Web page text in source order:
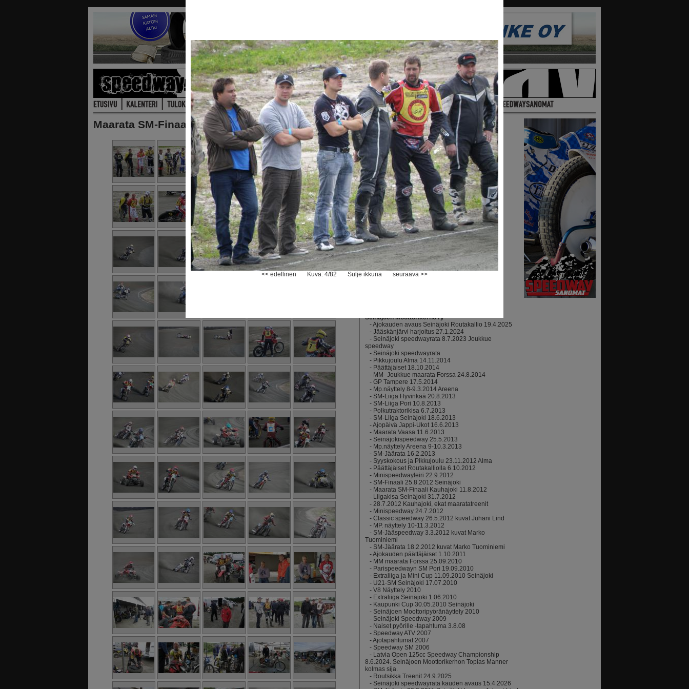
<< edellinen Kuva: 4/82 Sulje ikkuna seuraava >>
Maarata SM-Finaali Kauhajoki 11.8.2012
Kauhajoen Moottorikerho ry
- Jääspeedway Kauhajoella 2010
Kauden päätös 2009
Pariajon SM 2009
-
Jääradan SM-kisa 2009
-Extraliiga- ja kaupunkicup 2009
-Kauhajoki-speedway 2008
-Kauhajoen ruohorata
-Speedwayradan rakennustyömaa
-
Palkittuja ja menestyneitä kuljettajia
-
Sekalaisia kuvia vuosien varrelta
- Sotkan Kevätpärinät 9.5.
-Jääspeedwayn SM-kisa Sotkassa
-Legends-kisa Sotkassa 20.8.
Sivuston ylläpito
-SM-finaali 2012, Seinäjoki
- Jääspeedwayn PM 2012, Kauhajoki
-
U21 SM-finaali, Seinäjoki, 17.07.2010
- Extraliiga 1.6.2010, Seinäjoki
-Kaupunki Cup 2/7, Seinäjoki
Seinäjoen Moottorikerho ry
-Ajokauden avaus Seinäjoki Routakallio 19.4.2025
- Jääskänjärvi harjoitus 27.1.2024
- Seinäjoki speedwayrata 8.7.2023 Joukkue
speedway
- Seinäjoki speedwayrata
- Pikkujoulu Alma 14.11.2014
- Päättäjäiset 18.10.2014
- MM- Joukkue maarata Forssa 24.8.2014
- GP Tampere 17.5.2014
- Mp.näyttely 8-9.3.2014 Areena
- SM-Liiga Hyvinkää 20.8.2013
- SM-Liiga Pori 10.8.2013
- Polkutraktorikisa 6.7.2013
- SM-Liiga Seinäjoki 18.6.2013
-Ajopäivä Jappi-Ukot 16.6.2013
- Maarata Vaasa 11.6.2013
- Seinäjokispeedway 25.5.2013
- Mp.näyttely Areena 9-10.3.2013
- SM-Jäärata 16.2.2013
- Syyskokous ja Pikkujoulu 23.11.2012 Alma
- Päättäjäiset Routakalliolla 6.10.2012
- Minispeedwayleiri 22.9.2012
- SM-Finaali 25.8.2012 Seinäjoki
- Maarata SM-Finaali Kauhajoki 11.8.2012
- Liigakisa Seinäjoki 31.7.2012
- 28.7.2012 Kauhajoki, ekat maaratatreenit
- Minispeedway 24.7.2012
- Classic speedway 26.5.2012 kuvat Juhani Lind
- MP. näyttely 10-11.3.2012
- SM-Jääspeedway 3.3.2012 kuvat Marko
Tuominiemi
- SM-Jäärata 18.2.2012 kuvat Marko Tuominiemi
-Ajokauden päättäjäiset 1.10.2011
- MM maarata Forssa 25.09.2010
- Parispeedwayn SM Pori 19.09.2010
- Extraliiga ja Mini Cup 11.09.2010 Seinäjoki
- U21-SM Seinäjoki 17.07.2010
- V8 Näyttely 2010
- Extraliiga Seinäjoki 1.06.2010
- Kaupunki Cup 30.05.2010 Seinäjoki
- Seinäjoen Moottoripyöränäyttely 2010
- Seinäjoki Speedway 2009
- Naiset pyörille -tapahtuma 3.8.08
- Speedway ATV 2007
-Ajotapahtumat 2007
- Speedway SM 2006
- Latvia Open 125cc Speedway Championship
8.6.2024. Seinäjoen Moottorikerhon Topias Manner
kolmas sija.
- Routsikka Treenit 24.9.2025
- Seinäjoki speedwayrata kauden avaus 15.4.2026